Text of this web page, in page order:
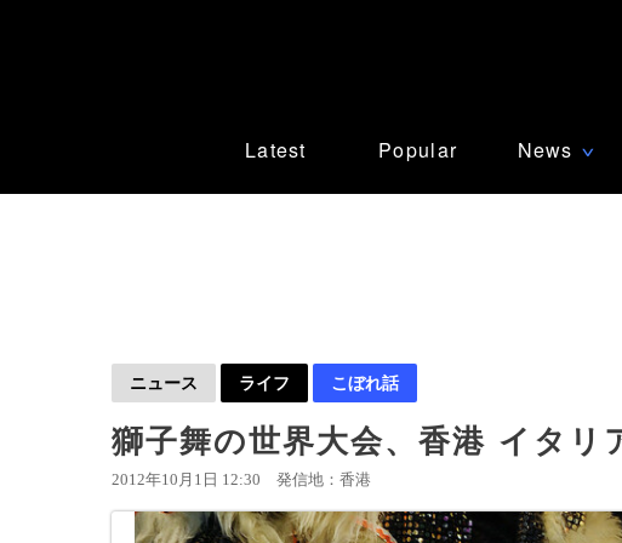
Latest Popular News ∨
ニュース ライフ こぼれ話
獅子舞の世界大会、香港 イタリ
2012年10月1日 12:30 発信地：香港